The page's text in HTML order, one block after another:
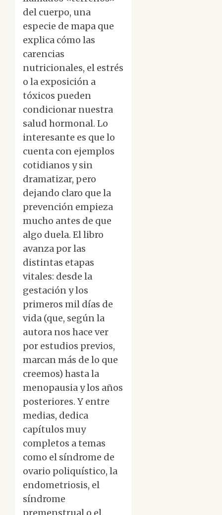
del cuerpo, una
especie de mapa que
explica cómo las
carencias
nutricionales, el estrés
o la exposición a
tóxicos pueden
condicionar nuestra
salud hormonal. Lo
interesante es que lo
cuenta con ejemplos
cotidianos y sin
dramatizar, pero
dejando claro que la
prevención empieza
mucho antes de que
algo duela. El libro
avanza por las
distintas etapas
vitales: desde la
gestación y los
primeros mil días de
vida (que, según la
autora nos hace ver
por estudios previos,
marcan más de lo que
creemos) hasta la
menopausia y los años
posteriores. Y entre
medias, dedica
capítulos muy
completos a temas
como el síndrome de
ovario poliquístico, la
endometriosis, el
síndrome